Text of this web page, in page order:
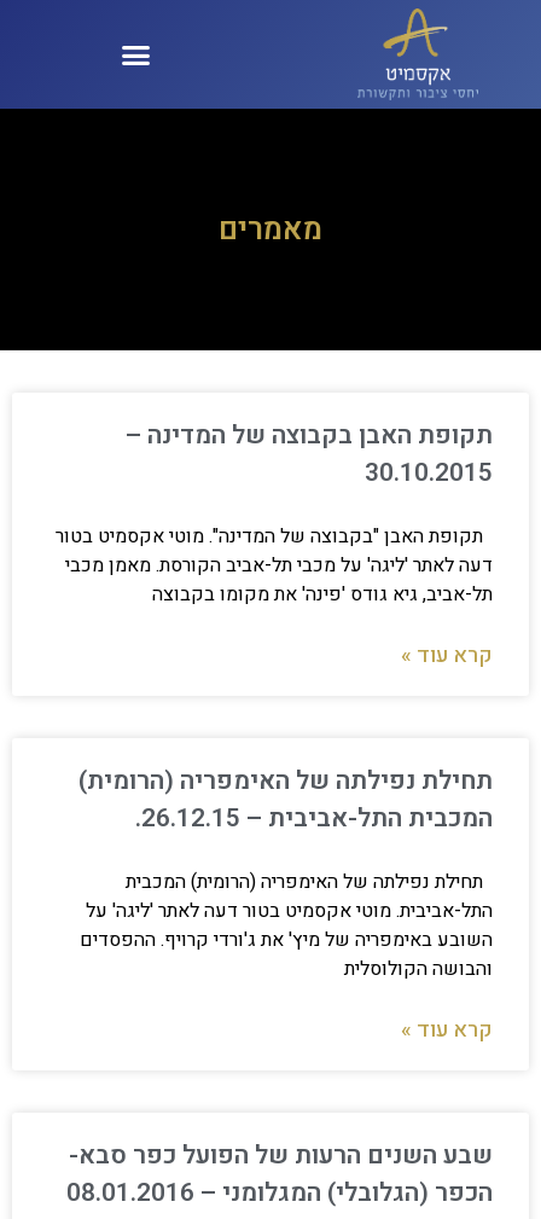
מאמרים
תקופת האבן בקבוצה של המדינה –
30.10.2015
תקופת האבן "בקבוצה של המדינה". מוטי אקסמיט בטור
דעה לאתר 'ליגה' על מכבי תל-אביב הקורסת. מאמן מכבי
תל-אביב, גיא גודס 'פינה' את מקומו בקבוצה
קרא עוד »
תחילת נפילתה של האימפריה (הרומית)
המכבית התל-אביבית – 26.12.15.
תחילת נפילתה של האימפריה (הרומית) המכבית
התל-אביבית. מוטי אקסמיט בטור דעה לאתר 'ליגה' על
השובע באימפריה של מיץ' את ג'ורדי קרויף. ההפסדים
והבושה הקולוסלית
קרא עוד »
שבע השנים הרעות של הפועל כפר סבא-
הכפר (הגלובלי) המגלומני – 08.01.2016